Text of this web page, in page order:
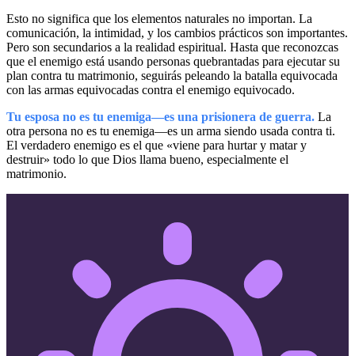
Esto no significa que los elementos naturales no importan. La
comunicación, la intimidad, y los cambios prácticos son importantes.
Pero son secundarios a la realidad espiritual. Hasta que reconozcas
que el enemigo está usando personas quebrantadas para ejecutar su
plan contra tu matrimonio, seguirás peleando la batalla equivocada
con las armas equivocadas contra el enemigo equivocado.
Tu esposa no es tu enemiga—es una prisionera de guerra. La
otra persona no es tu enemiga—es un arma siendo usada contra ti.
El verdadero enemigo es el que «viene para hurtar y matar y
destruir» todo lo que Dios llama bueno, especialmente el
matrimonio.